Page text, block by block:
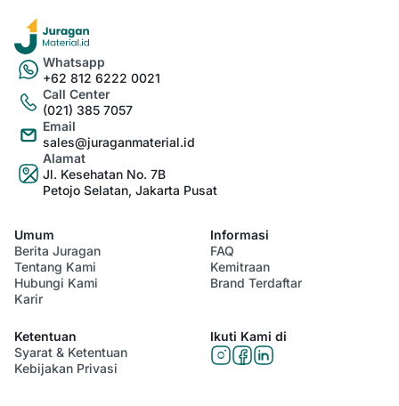
Whatsapp
+62 812 6222 0021
Call Center
(021) 385 7057
Email
sales@juraganmaterial.id
Alamat
Jl. Kesehatan No. 7B
Petojo Selatan, Jakarta Pusat
Umum
Berita Juragan
Tentang Kami
Hubungi Kami
Karir
Informasi
FAQ
Kemitraan
Brand Terdaftar
Ketentuan
Syarat & Ketentuan
Kebijakan Privasi
Ikuti Kami di